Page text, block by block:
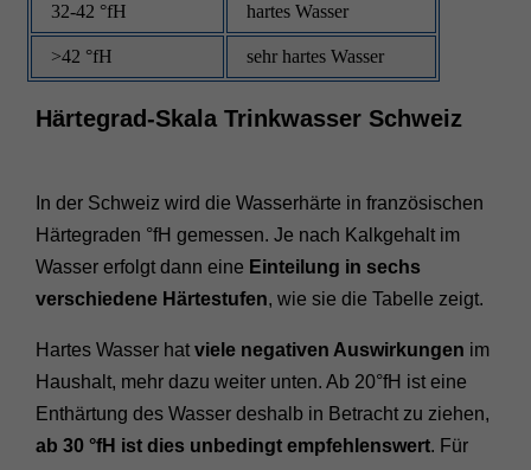
32-42 °fH hartes Wasser
>42 °fH sehr hartes Wasser
Härtegrad-Skala Trinkwasser Schweiz
In der Schweiz wird die Wasserhärte in französischen
Härtegraden °fH gemessen. Je nach Kalkgehalt im
Wasser erfolgt dann eine Einteilung in sechs
verschiedene Härtestufen, wie sie die Tabelle zeigt.
Hartes Wasser hat viele negativen Auswirkungen im
Haushalt, mehr dazu weiter unten. Ab 20°fH ist eine
Enthärtung des Wasser deshalb in Betracht zu ziehen,
ab 30 °fH ist dies unbedingt empfehlenswert. Für